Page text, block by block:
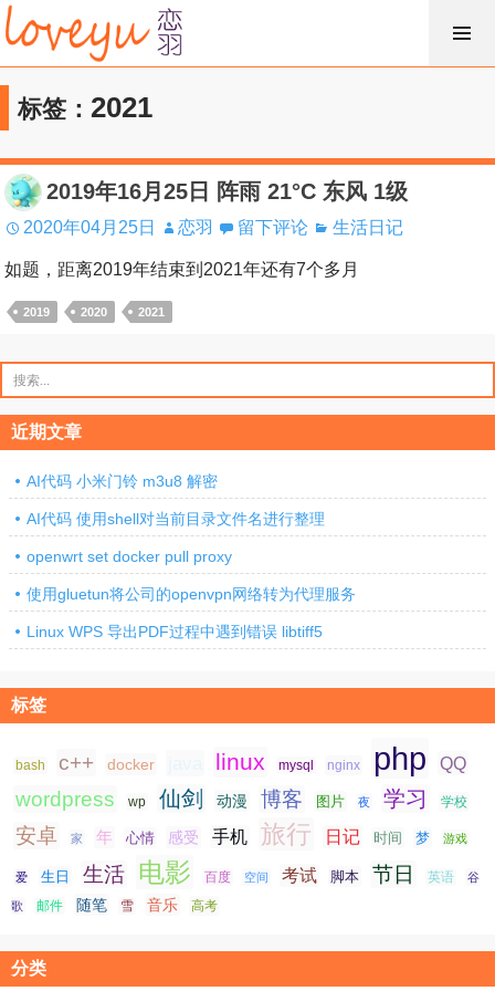
跳
过
内
容标签： 2021
2019年16月25日 阵雨 21°C 东风 1级
2020年04月25日 恋羽 留下评论 生活日记
如题，距离2019年结束到2021年还有7个多月
2019 2020 2021
索：
近期文章
AI代码 小米门铃 m3u8 解密
AI代码 使用shell对当前目录文件名进行整理
openwrt set docker pull proxy
使用gluetun将公司的openvpn网络转为代理服务
Linux WPS 导出PDF过程中遇到错误 libtiff5
标签
bash c++ docker linux mysql nginx php QQ
wordpress wp 仙剑 动漫 博客 图片 夜 学习 学校
安卓 家 年 心情 感受 手机 旅行 日记 时间 梦 游戏
爱 生日 生活 电影 百度 空间 考试 脚本 节日 英语 谷
歌 邮件 随笔 雪 音乐 高考
分类